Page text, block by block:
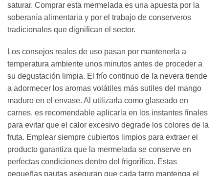
saturar. Comprar esta mermelada es una apuesta por la
soberanía alimentaria y por el trabajo de conserveros
tradicionales que dignifican el sector.
Los consejos reales de uso pasan por mantenerla a
temperatura ambiente unos minutos antes de proceder a
su degustación limpia. El frío continuo de la nevera tiende
a adormecer los aromas volátiles más sutiles del mango
maduro en el envase. Al utilizarla como glaseado en
carnes, es recomendable aplicarla en los instantes finales
para evitar que el calor excesivo degrade los colores de la
fruta. Emplear siempre cubiertos limpios para extraer el
producto garantiza que la mermelada se conserve en
perfectas condiciones dentro del frigorífico. Estas
pequeñas pautas aseguran que cada tarro mantenga el